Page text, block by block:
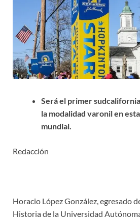
Será el primer
la modalidad varonil en
mundial.
Redacción
Horacio López González, egresado
Historia de la Universidad